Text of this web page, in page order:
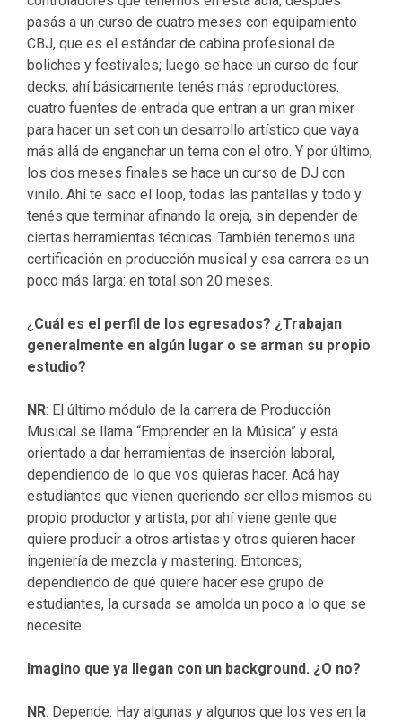
pasás a un curso de cuatro meses con equipamiento
CBJ, que es el estándar de cabina profesional de
boliches y festivales; luego se hace un curso de four
decks; ahí básicamente tenés más reproductores:
cuatro fuentes de entrada que entran a un gran mixer
para hacer un set con un desarrollo artístico que vaya
más allá de enganchar un tema con el otro. Y por último,
los dos meses finales se hace un curso de DJ con
vinilo. Ahí te saco el loop, todas las pantallas y todo y
tenés que terminar afinando la oreja, sin depender de
ciertas herramientas técnicas. También tenemos una
certificación en producción musical y esa carrera es un
poco más larga: en total son 20 meses.
¿ Cuál es el perfil de los egresados? ¿Trabajan
generalmente en algún lugar o se arman su propio
estudio?
NR: El último módulo de la carrera de Producción
Musical se llama “Emprender en la Música” y está
orientado a dar herramientas de inserción laboral,
dependiendo de lo que vos quieras hacer. Acá hay
estudiantes que vienen queriendo ser ellos mismos su
propio productor y artista; por ahí viene gente que
quiere producir a otros artistas y otros quieren hacer
ingeniería de mezcla y mastering. Entonces,
dependiendo de qué quiere hacer ese grupo de
estudiantes, la cursada se amolda un poco a lo que se
necesite.
Imagino que ya llegan con un background. ¿O no?
NR: Depende. Hay algunas y algunos que los ves en la